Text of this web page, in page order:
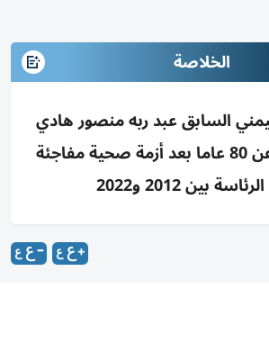
الخلاصة
السابق عبد ربه منصور هادي
في السعودية عن 80 عاما بعد أزمة صحية مفاجئة
بين 2012 و2022